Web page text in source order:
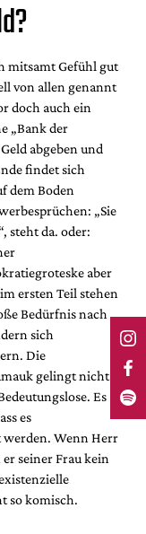
mitsamt Gefühl gut
von allen genannt
doch auch ein
„Bank der
abgeben und
findet sich
dem Boden
„Sie
steht da. oder:
aber
ersten Teil stehen
Bedürfnis nach
sich
Die
gelingt nicht
Es
es
werden. Wenn Herr
seiner Frau kein
so komisch.